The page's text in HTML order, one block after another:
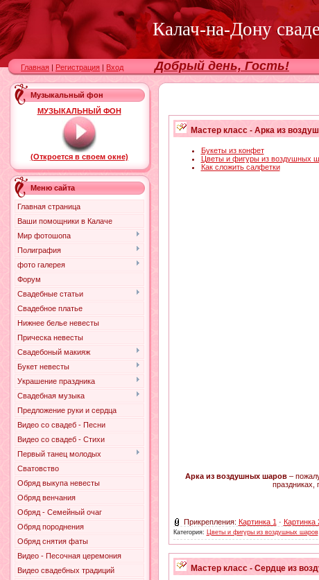
Калач-на-Дону
Главная | Регистрация | Вход Добрый день, Гость!
Музыкальный фон
МУЗЫКАЛЬНЫЙ ФОН
(Откроется в своем окне)
Меню сайта
Главная страница
Ваши помощники в Калаче
Мир фотошопа
Полиграфия
фото галерея
Форум
Свадебные статьи
Свадебное платье
Нижнее белье невесты
Прическа невесты
Свадебоный макияж
Букет невесты
Украшение праздника
Свадебная музыка
Предложение руки и сердца
Видео со свадеб - Песни
Видео со свадеб - Стихи
Первый танец молодых
Сватовство
Обряд выкупа невесты
Обряд венчания
Обряд - Семейный очаг
Обряд породнения
Обряд снятия фаты
Видео - Песочная церемония
Видео свадебных традиций
Мастер класс - Арка из
Букеты из конфет
Цветы и фигуры из воздушных
Как сложить салфетки
Арка из воздушных шаров–
праздниках,
Прикрепления: Картинка 1 · Картинка
Категория: Цветы и фигуры из воздушных шаров
Мастер класс - Сердце из